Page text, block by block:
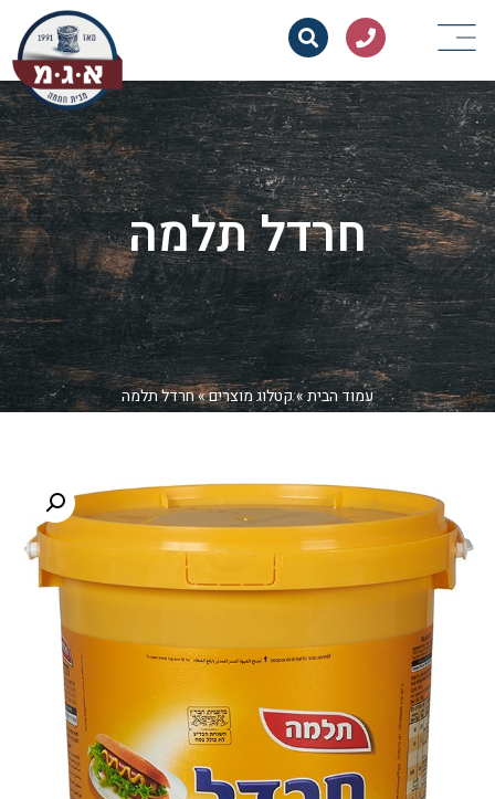
חרדל תלמה
עמוד הבית»קטלוג מוצרים»חרדל תלמה